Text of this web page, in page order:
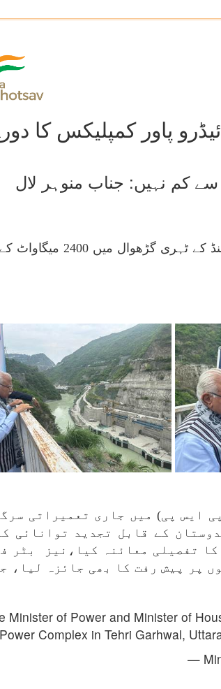
کم نہیں: جناب منوہر لال
بجلی، ہاؤسنگ اور شہری امور کے مرکزی وزیر جناب منوہر لال نے 15
پمپڈ اسٹوریج پلانٹ (پی ایس پی) میں جاری
کے قابل تجدید توانائی
تفصیلی معائنہ کیا،نیز بٹر
پر پیش رفت کا بھی جائزہ لیا،
Minister of Power and Minister of
Power Complex in Tehri Garhwal,
—